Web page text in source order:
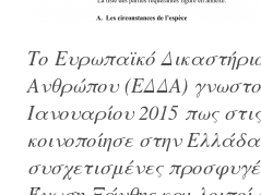
Το Ευρωπαϊκό
Ανθρώπου (ΕΔΔΑ)
Ιανουαρίου 2015 πως
κοινοποίησε στην
συσχετισμένες